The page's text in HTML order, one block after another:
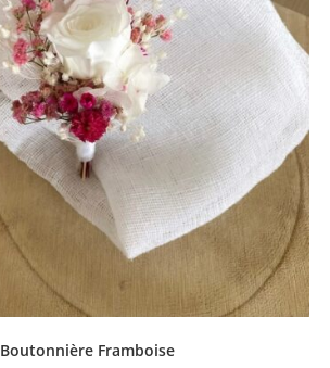
Boutonnière Framboise